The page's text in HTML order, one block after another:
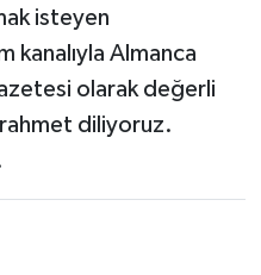
isteyen
kanalıyla Almanca
olarak değerli
diliyoruz.